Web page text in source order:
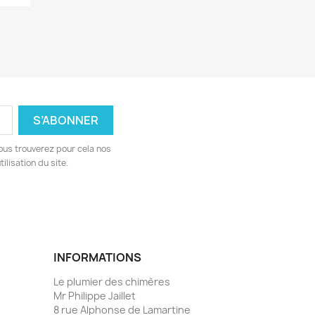
trouverez pour cela nos
du site.
INFORMATIONS
Le plumier des chimères
Mr Philippe Jaillet
8 rue Alphonse de Lamartine